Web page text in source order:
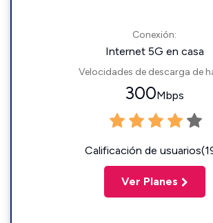
Conexión:
Internet 5G en casa
Velocidades de descarga de
300Mbps
Calificación de
Ver Planes